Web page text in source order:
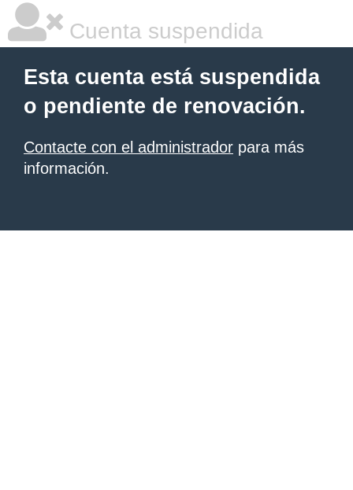
Cuenta suspendida
Esta cuenta está suspendida
o pendiente de renovación.
Contacte con el administrador para más
información.